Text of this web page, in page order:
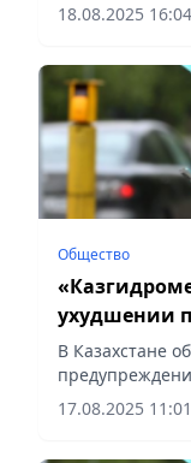
18.08.2025 16:04
Общество
ухудшении
В Казахстане
17.08.2025 11:01